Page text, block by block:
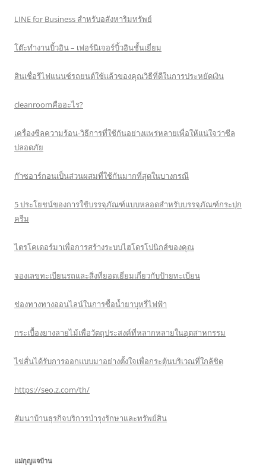
LINE for Business สำหรับอสังหาริมทรัพย์
โต๊ะทำงานบิ้วอิน – เฟอร์นิเจอร์บิ้วอินชั้นเยี่ยม
สินเชื่อรีไฟแนนซ์รถยนต์ใช้แล้วของคุณวิธีที่ดีในการประหยัดเงิน
cleanroomคืออะไร?
เครื่องซีลความร้อน-วิธีการที่ใช้กันอย่างแพร่หลายเพื่อให้แน่ใจว่าซีล
ปลอดภัย
ก๊าซอาร์กอนเป็นส่วนผสมที่ใช้กันมากที่สุดในบางกรณี
5 ประโยชน์ของการใช้บรรจุภัณฑ์แบบหลอดสำหรับบรรจุภัณฑ์กระปุก
ครีม
ไตรโคเดอร์มาเพื่อการสร้างระบบไฮโดรโปนิกส์ของคุณ
จองเลขทะเบียนรถและสิ่งที่ยอดเยี่ยมเกี่ยวกับป้ายทะเบียน
ช่องทางทางออนไลน์ในการซื้อน้ำยาบุหรี่ไฟฟ้า
กระเบื้องยางลายไม้เพื่อวัตถุประสงค์ที่หลากหลายในอุตสาหกรรม
ไข่สั่นได้รับการออกแบบมาอย่างตั้งใจเพื่อกระตุ้นบริเวณที่ใกล้ชิด
https://seo.z.com/th/
สัมนาบ้านธุรกิจบริการบำรุงรักษาและทรัพย์สิน
แม่กุญแจบ้าน